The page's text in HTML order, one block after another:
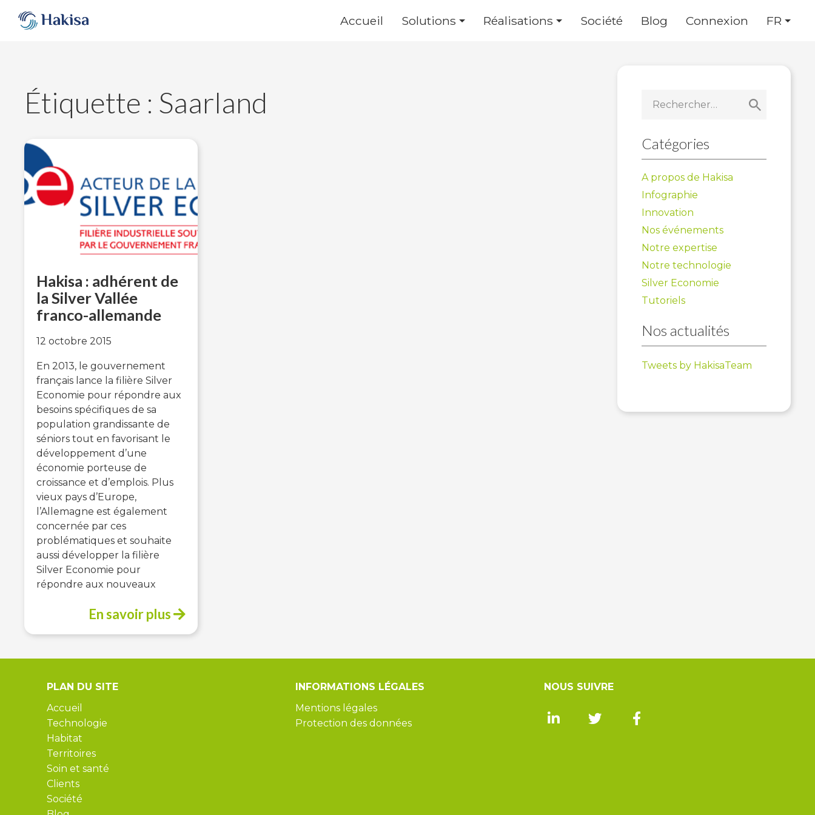
contenu
Accueil Solutions Réalisations Société Blog Connexion FR
Étiquette : Saarland
Hakisa : adhérent de
la Silver Vallée
franco-allemande
12 octobre 2015
En 2013, le gouvernement
français lance la filière Silver
Economie pour répondre aux
besoins spécifiques de sa
population grandissante de
séniors tout en favorisant le
développement d’une
économie porteuse de
croissance et d’emplois. Plus
vieux pays d’Europe,
l’Allemagne est également
concernée par ces
problématiques et souhaite
aussi développer la filière
Silver Economie pour
répondre aux nouveaux
En savoir plus
Catégories
A propos de Hakisa
Infographie
Innovation
Nos événements
Notre expertise
Notre technologie
Silver Economie
Tutoriels
Nos actualités
Tweets by HakisaTeam
PLAN DU SITE
Accueil
Technologie
Habitat
Territoires
Soin et santé
Clients
Société
INFORMATIONS LÉGALES
Mentions légales
Protection des données
NOUS SUIVRE